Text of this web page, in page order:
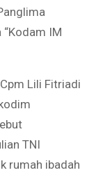
IM
Lili Fitriadi
TNI
rumah ibadah